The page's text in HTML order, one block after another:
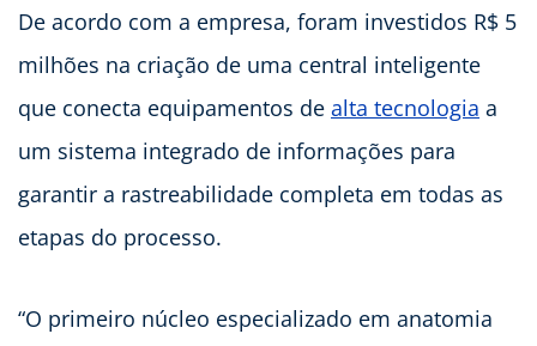
De acordo com a empresa, foram investidos R$ 5
milhões na criação de uma central inteligente
que conecta equipamentos de alta tecnologia a
um sistema integrado de informações para
garantir a rastreabilidade completa em todas as
etapas do processo.
“O primeiro núcleo especializado em anatomia